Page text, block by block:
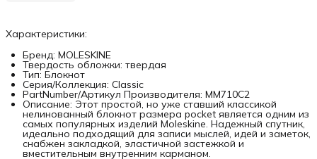
Характеристики:
Бренд: MOLESKINE
Твердость обложки: твердая
Тип: Блокнот
Серия/Коллекция: Classic
PartNumber/Артикул Производителя: MM710C2
Описание: Этот простой, но уже ставший классикой
нелинованный блокнот размера pocket является одним из
самых популярных изделий Moleskine. Надежный спутник,
идеально подходящий для записи мыслей, идей и заметок,
снабжен закладкой, эластичной застежкой и
вместительным внутренним карманом.